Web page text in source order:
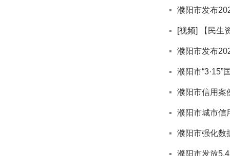
濮阳市发布
[视频] 【民生
濮阳市发布
濮阳市
濮阳市信用案
濮阳市城市信
濮阳市强化数
濮阳市发放